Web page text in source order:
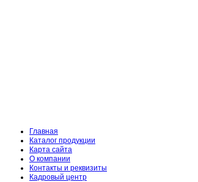
Главная
Каталог продукции
Карта сайта
О компании
Контакты и реквизиты
Кадровый центр